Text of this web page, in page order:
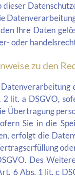
dieser
Ihre Daten
oder
zu den
lit. a DSGVO,
Übertragung
Sie in die
erfolgt die
Des
6 Abs. 1 lit. c